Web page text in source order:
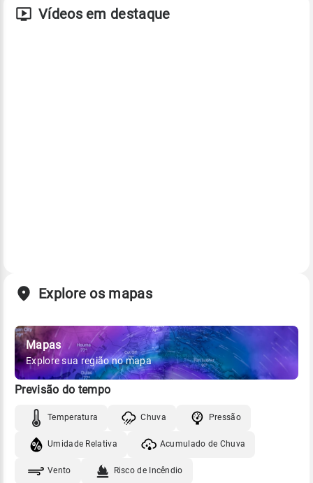
Vídeos em destaque
Explore os mapas
Mapas
Explore sua região no mapa
Previsão do tempo
Temperatura Chuva Pressão
Umidade Relativa Acumulado de Chuva
Vento Risco de Incêndio